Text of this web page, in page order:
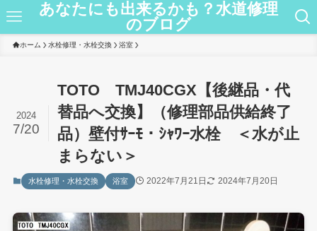
あなたにも出来るかも？水道修理
のブログ
ホーム 水栓修理・水栓交換 浴室
TOTO TMJ40CGX【後継品・代
替品へ交換】（修理部品供給終了
品）壁付ｻｰﾓ・ｼｬﾜｰ水栓 ＜水が止
まらない＞
2024
7/20
水栓修理・水栓交換 浴室 2022年7月21日 2024年7月20日